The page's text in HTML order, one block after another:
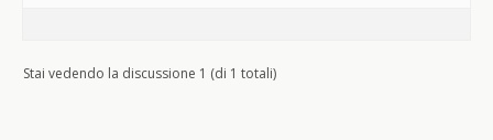
Stai vedendo la discussione 1 (di 1 totali)